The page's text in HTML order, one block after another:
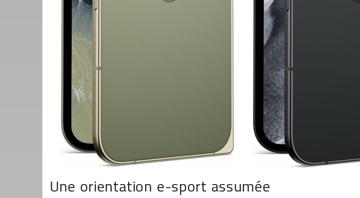
Une orientation e-sport assumée